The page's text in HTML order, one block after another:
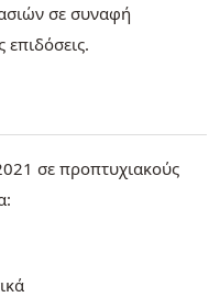
σε συναφή
επιδόσεις.
σε προπτυχιακούς